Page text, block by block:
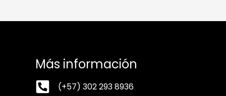
Más información
(+57) 302 293 8936